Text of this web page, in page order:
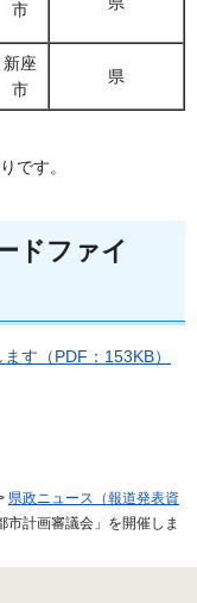
市
新座
市
県
です。
ドファイ
す（PDF：153KB）
県政ニュース（報道発表資
市計画審議会」を開催しま